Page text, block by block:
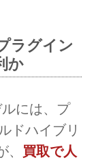
ラグイン
か
には、プ
ドハイブリ
買取で人